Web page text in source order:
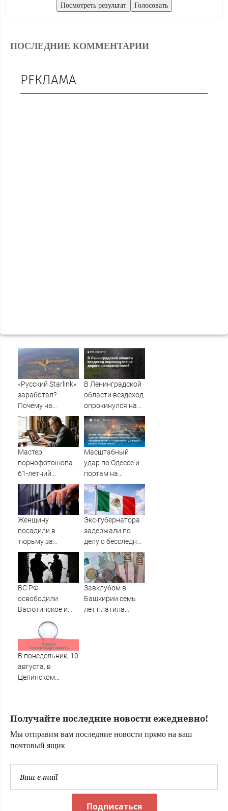
ПОСЛЕДНИЕ КОММЕНТАРИИ
РЕКЛАМА
«Русский Starlink»
заработал?
Почему на
Украине кратно
увеличилась
точность
попаданий по
объектам ВСУ
В Ленинградской
области вездеход
опрокинулся на
дороге, пассажир
погиб
Мастер
порнофотошопа.
61-летний
мужчина
смастерил
порнооткрытку и
в итоге пойдёт
Масштабный
удар по Одессе и
портам на
Украине:
Последние
новости,
подробности об
августа 2026 года
Женщину
посадили в
тюрьму за
необычное имя
сына
Экс-губернатора
задержали по
делу о бесследной
пропаже 43
студентов
ВС РФ
освободили
Васютинское и
Торецкое в ДНР -
Новости на
Вести.ru
Завклубом в
Башкирии семь
лет платила
В понедельник, 10
августа, в
Целинском
Получайте последние новости ежедневно!
Мы отправим вам последние новости прямо на ваш
почтовый ящик
Подписаться